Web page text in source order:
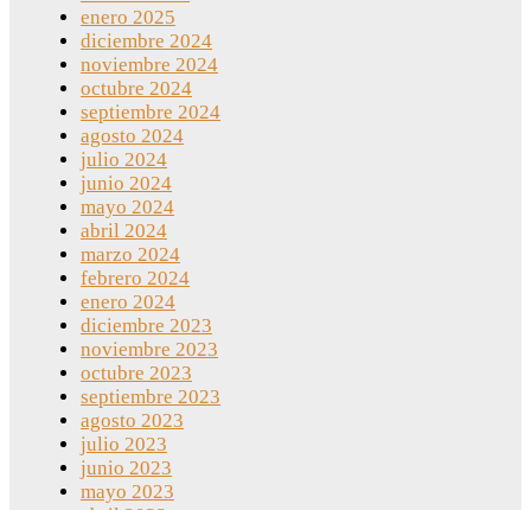
enero 2025
diciembre 2024
noviembre 2024
octubre 2024
septiembre 2024
agosto 2024
julio 2024
junio 2024
mayo 2024
abril 2024
marzo 2024
febrero 2024
enero 2024
diciembre 2023
noviembre 2023
octubre 2023
septiembre 2023
agosto 2023
julio 2023
junio 2023
mayo 2023